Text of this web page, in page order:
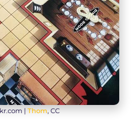
| Thom, CC